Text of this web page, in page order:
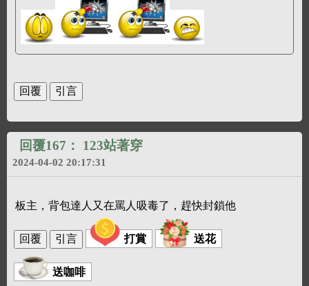
回覆167： 123站著穿
2024-04-02 20:17:31
板主，背包達人又在罵人吸毒了，趕快封鎖他
打賞 送花
送咖啡